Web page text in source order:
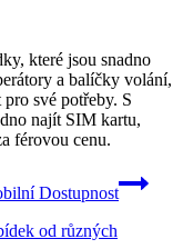
které jsou snadno
a balíčky volání,
své potřeby. S
najít SIM kartu,
férovou cenu.
Dostupnost